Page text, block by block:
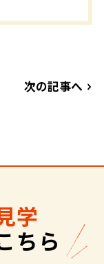
次の記事へ
学
ちら